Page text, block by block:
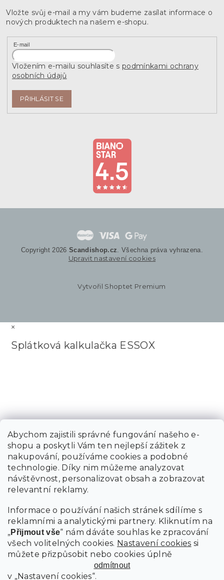
Abychom zajistili správné fungování našeho e-
shopu a poskytli Vám ten nejlepší zážitek z
nakupování, používáme cookies a podobné
technologie. Díky nim můžeme analyzovat
návštěvnost, personalizovat obsah a zobrazovat
relevantní reklamy.
Informace o používání našich stránek sdílíme s
reklamními a analytickými partnery. Kliknutím na
„Přijmout vše“ nám dáváte souhlas ke zpracování
všech volitelných cookies. Nastavení cookies si
můžete přizpůsobit nebo cookies úplně
odmítnout
v „Nastavení cookies“.
Vložte svůj e-mail a my vám budeme zasílat informace o
nových produktech na našem e-shopu.
E-mail
Vložením e-mailu souhlasíte s podmínkami ochrany
osobních údajů
PŘIHLÁSIT SE
Vytvořil Shoptet Premium
Copyright 2026 Scandishop.cz . Všechna práva vyhrazena.
Upravit nastavení cookies
×
Splátková kalkulačka ESSOX